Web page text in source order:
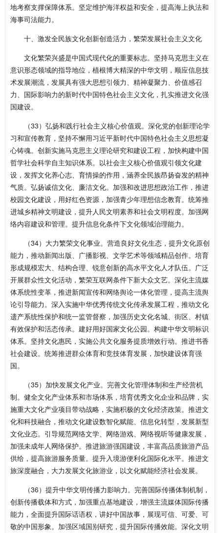
地考察支撑保障体系。坚定维护海洋权益和安全，提高海上执法和
海事司法能力。
十、激发全民族文化创新创造活力，繁荣发展社会主义文化
文化繁荣兴盛是中国式现代化的重要标志。坚持马克思主义在
意识形态领域的指导地位，植根博大精深的中华文明，顺应信息技
术发展潮流，发展具有强大思想引领力、精神凝聚力、价值感召
力、国际影响力的新时代中国特色社会主义文化，扎实推进文化强
国建设。
（33）弘扬和践行社会主义核心价值观。深化党的创新理论学
习和宣传教育，坚持不懈用习近平新时代中国特色社会主义思想凝
心铸魂。创新实施马克思主义理论研究和建设工程，加快构建中国
哲学社会科学自主知识体系。以社会主义核心价值观引领文化建
设，发挥文化养心志、育情操的作用，涵养全民族昂扬奋发的精神
气质。弘扬诚信文化、廉洁文化。加强和改进思想政治工作，推进
校园文化建设，用好红色资源，加强青少年理想信念教育。统筹推
进城乡精神文明建设，提升人民文明素养和社会文明程度。加强网
络内容建设和管理。提升信息化条件下文化领域治理能力。
（34）大力繁荣文化事业。营造良好文化生态，提升文化原创
能力，推动新闻出版、广播影视、文学艺术等领域精品创作。培育
形成规模宏大、结构合理、锐意创新的高水平文化人才队伍。广泛
开展群众性文化活动，繁荣互联网条件下新大众文艺。深化主流媒
体系统性变革，推进新闻宣传和网络舆论一体化管理，提高主流舆
论引导能力。深入实施中华优秀传统文化传承发展工程，推动文化
遗产系统性保护和统一监管督察，加强历史文化名城、街区、村镇
有效保护和活态传承。建好用好国家文化公园。构建中华文明标识
体系。坚持文化惠民，实施公共文化服务提质增效行动。推进书香
社会建设。统筹推进群众体育和竞技体育发展，加快建设体育强
国。
（35）加快发展文化产业。完善文化管理体制和生产经营机
制。健全文化产业体系和市场体系，培育优秀文化企业和品牌，实
施重大文化产业项目带动战略，实施积极的文化经济政策。推进文
化和科技融合，推动文化建设数智化赋能、信息化转型，发展新型
文化业态。引导规范网络文学、网络游戏、网络视听等健康发展，
加强未成年人网络保护。推进旅游强国建设，丰富高品质旅游产品
供给，提高旅游服务质量。提升入境游便利化国际化水平。推进文
旅深度融合，大力发展文化旅游业，以文化赋能经济社会发展。
（36）提升中华文明传播力影响力。完善国际传播体制机制，
创新传播载体和方式，加强重点基地建设，增强主流媒体国际传播
能力，全面提升国际话语权，讲好中国故事，展现可信、可爱、可
敬的中国形象。加强区域国别研究，提升国际传播效能。深化文明